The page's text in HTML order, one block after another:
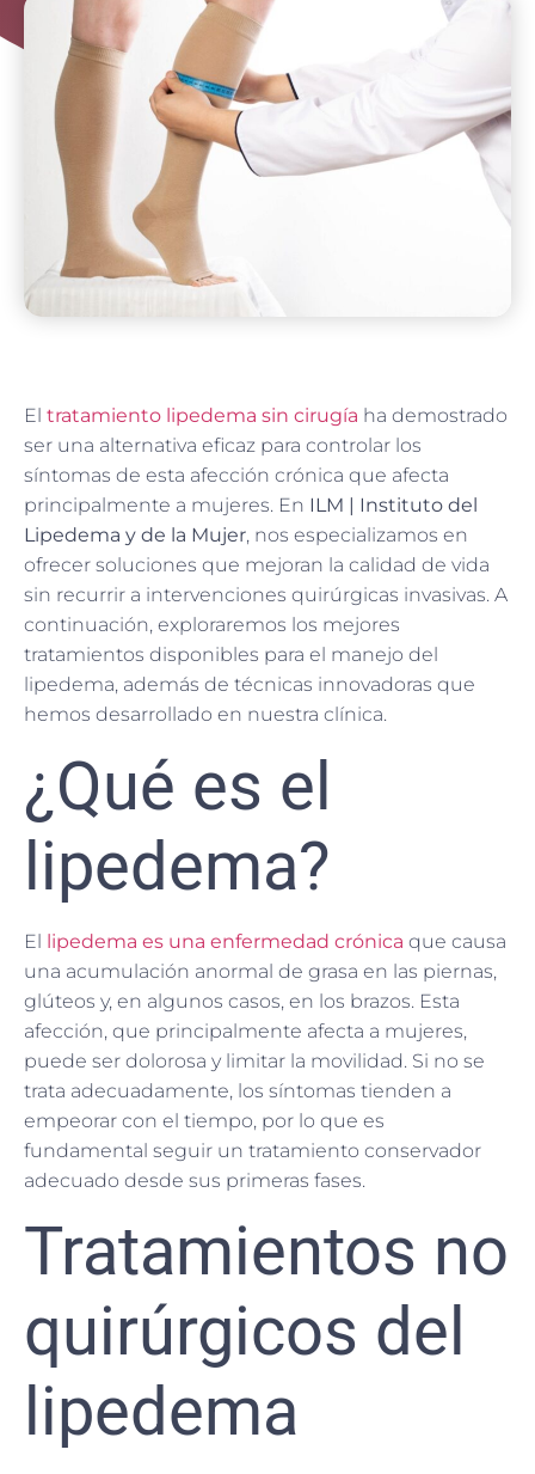
El tratamiento lipedema sin cirugía ha demostrado
ser una alternativa eficaz para controlar los
síntomas de esta afección crónica que afecta
principalmente a mujeres. En ILM | Instituto del
Lipedema y de la Mujer, nos especializamos en
ofrecer soluciones que mejoran la calidad de vida
sin recurrir a intervenciones quirúrgicas invasivas. A
continuación, exploraremos los mejores
tratamientos disponibles para el manejo del
lipedema, además de técnicas innovadoras que
hemos desarrollado en nuestra clínica.
¿Qué es el
lipedema?
El lipedema es una enfermedad crónica que causa
una acumulación anormal de grasa en las piernas,
glúteos y, en algunos casos, en los brazos. Esta
afección, que principalmente afecta a mujeres,
puede ser dolorosa y limitar la movilidad. Si no se
trata adecuadamente, los síntomas tienden a
empeorar con el tiempo, por lo que es
fundamental seguir un tratamiento conservador
adecuado desde sus primeras fases.
Tratamientos no
quirúrgicos del
lipedema